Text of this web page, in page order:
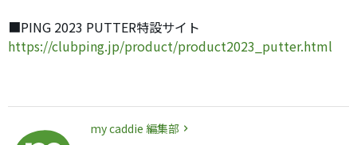
■PING 2023 PUTTER特設サイト
https://clubping.jp/product/product2023_putter.html
my caddie 編集部